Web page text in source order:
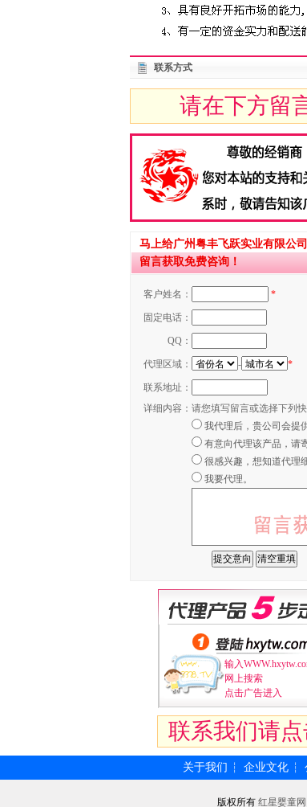
联系方式
请在下方留
马上给广州粤丰飞跃实业有限公
留言获取免费咨询！
客户姓名： *
固定电话：
QQ：
代理区域： - *
联系地址：
详细内容： 请您填写留言或选择下列快
我代理后，贵公司会提
有意向代理该产品，请
很感兴趣，想知道代理
我要代理。
输入
网上搜索
点击广告进入
联系我们请
关于我们 ┆ 企业文化 ┆
版权所有 红星婴童网